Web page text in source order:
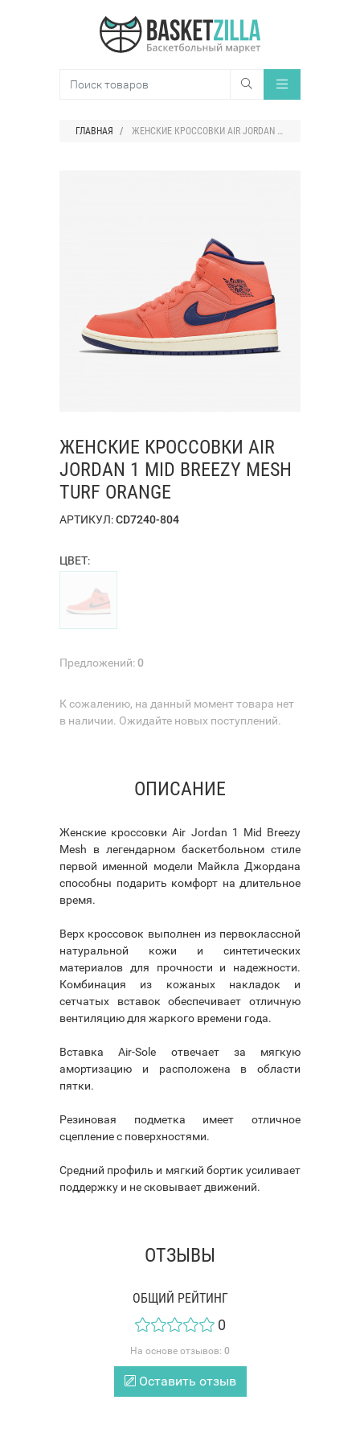
ГЛАВНАЯ ЖЕНСКИЕ КРОССОВКИ AIR JORDAN 1 MID BREEZY MESH
ЖЕНСКИЕ КРОССОВКИ AIR
JORDAN 1 MID BREEZY MESH
TURF ORANGE
АРТИКУЛ:CD7240-804
ЦВЕТ:
Предложений:0
К сожалению, на данный момент товара нет
в наличии. Ожидайте новых поступлений.
ОПИСАНИЕ
Женские кроссовки Air Jordan 1 Mid Breezy
Mesh в легендарном баскетбольном стиле
первой именной модели Майкла Джордана
способны подарить комфорт на длительное
время.
Верх кроссовок выполнен из первоклассной
натуральной кожи и синтетических
материалов для прочности и надежности.
Комбинация из кожаных накладок и
сетчатых вставок обеспечивает отличную
вентиляцию для жаркого времени года.
Вставка Air-Sole отвечает за мягкую
амортизацию и расположена в области
пятки.
Резиновая подметка имеет отличное
сцепление с поверхностями.
Средний профиль и мягкий бортик усиливает
поддержку и не сковывает движений.
ОТЗЫВЫ
ОБЩИЙ РЕЙТИНГ
0
На основе отзывов: 0
Оставить отзыв